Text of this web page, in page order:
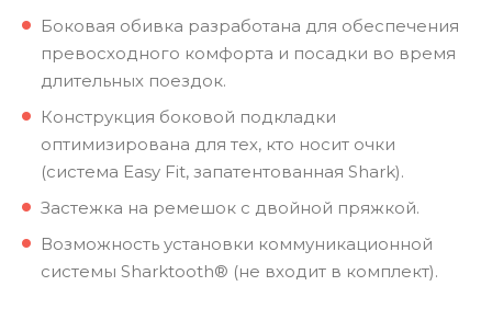
Боковая обивка разработана для обеспечения
превосходного комфорта и посадки во время
длительных поездок.
Конструкция боковой подкладки
оптимизирована для тех, кто носит очки
(система Easy Fit, запатентованная Shark).
Застежка на ремешок с двойной пряжкой.
Возможность установки коммуникационной
системы Sharktooth® (не входит в комплект).